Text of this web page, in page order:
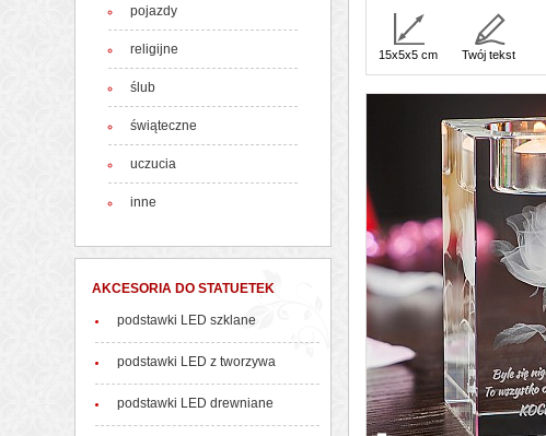
pojazdy
religijne
ślub
świąteczne
uczucia
inne
AKCESORIA DO STATUETEK
podstawki LED szklane
podstawki LED z tworzywa
podstawki LED drewniane
15x5x5 cm Twój tekst